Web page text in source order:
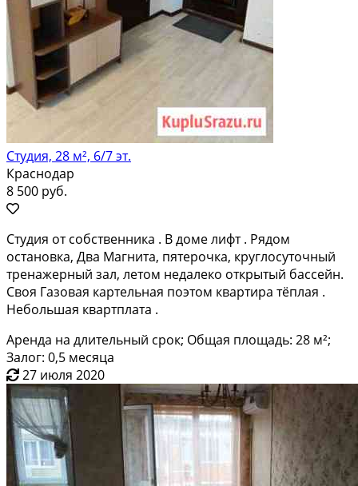
Студия, 28 м², 6/7 эт.
Краснодар
8 500 руб.
Студия от собственника . В доме лифт . Рядом
остановка, Два Магнита, пятерочка, круглосуточный
тренажерный зал, летом недалеко открытый бассейн.
Своя Газовая картельная поэтом квартира тёплая .
Небольшая квартплата .
Аренда на длительный срок; Общая площадь: 28 м²;
Залог: 0,5 месяца
27 июля 2020